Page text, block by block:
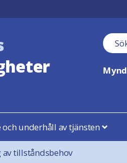
underhåll av tjänsten
tillståndsbehov